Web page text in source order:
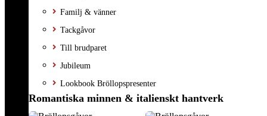
Familj & vänner
Tackgåvor
Till brudparet
Jubileum
Lookbook Bröllopspresenter
Romantiska minnen & italienskt hantverk